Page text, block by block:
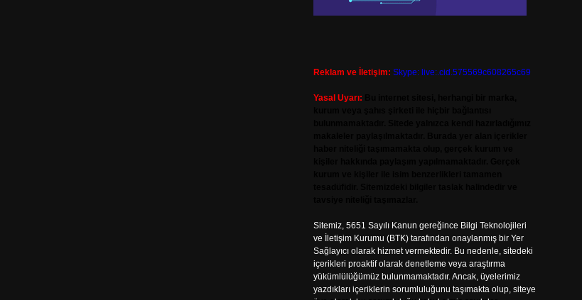
Reklam ve İletişim: Skype: live:.cid.575569c608265c69
Yasal Uyarı:
Sitemiz, 5651 Sayılı Kanun gereğince Bilgi Teknolojileri
ve İletişim Kurumu (BTK) tarafından onaylanmış bir Yer
Sağlayıcı olarak hizmet vermektedir. Bu nedenle, sitedeki
içerikleri proaktif olarak denetleme veya araştırma
yükümlülüğümüz bulunmamaktadır. Ancak, üyelerimiz
yazdıkları içeriklerin sorumluluğunu taşımakta olup, siteye